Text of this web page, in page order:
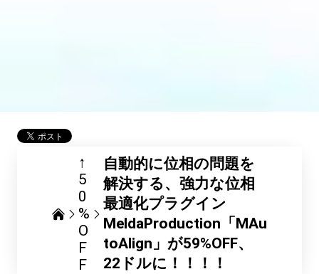
↑
5
0
%
O
F
F
自動的に位相の問題を
解決する、強力な位相
最適化プラグイン
MeldaProduction「MAu
toAlign」が59%OFF、
22ドルに！！！！